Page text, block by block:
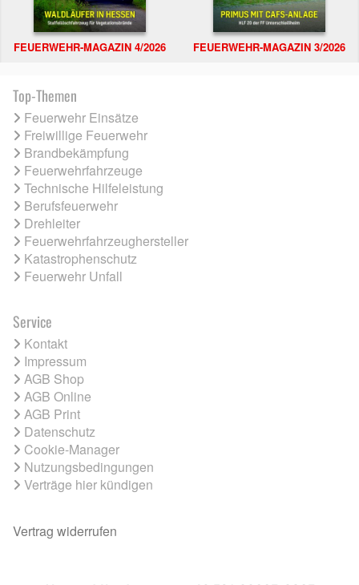
FEUERWEHR-MAGAZIN 4/2026 FEUERWEHR-MAGAZIN 3/2026
Top-Themen
Feuerwehr Einsätze
Freiwillige Feuerwehr
Brandbekämpfung
Feuerwehrfahrzeuge
Technische Hilfeleistung
Berufsfeuerwehr
Drehleiter
Feuerwehrfahrzeughersteller
Katastrophenschutz
Feuerwehr Unfall
Service
Kontakt
Impressum
AGB Shop
AGB Online
AGB Print
Datenschutz
Cookie-Manager
Nutzungsbedingungen
Verträge hier kündigen
Vertrag widerrufen